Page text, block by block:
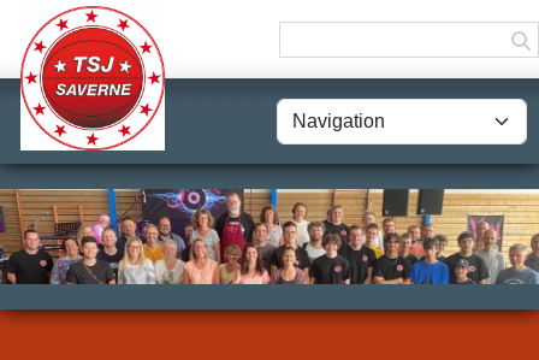
Panneau de gestion des cookies